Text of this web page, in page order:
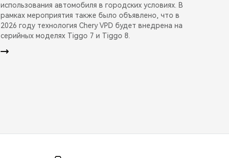
использования автомобиля в городских условиях. В
рамках мероприятия также было объявлено, что в
2026 году технология Chery VPD будет внедрена на
серийных моделях Tiggo 7 и Tiggo 8.